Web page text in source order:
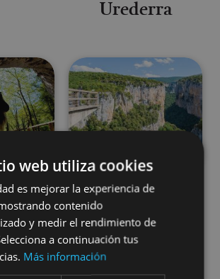
Urederra
Foces de
Lumbier y
Arbaiun
web utiliza cookies
es mejorar la experiencia de
contenido
y medir el rendimiento de
a continuación tus
Más información